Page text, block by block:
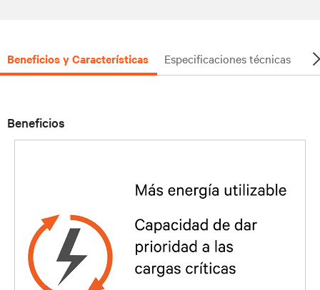
Beneficios y Características Especificaciones técnicas
Beneficios